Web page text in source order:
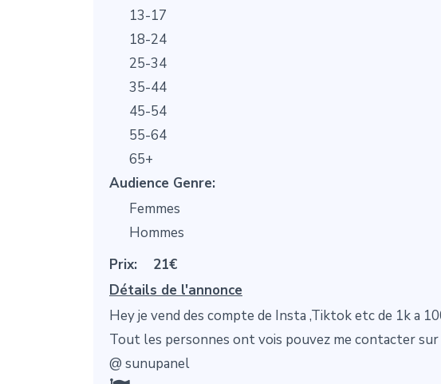
13-17
18-24
25-34
35-44
45-54
55-64
65+
Audience Genre:
Femmes
Hommes
Prix:
21€
Détails de l'annonce
Hey je vend des compte de Insta ,Tiktok etc de 1k a
Tout les personnes ont vois pouvez me contacter
@ sunupanel